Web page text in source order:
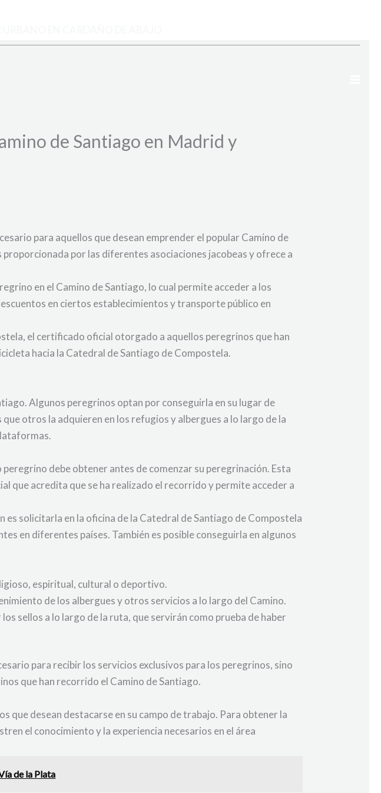
de Santiago en Madrid y
para aquellos que desean emprender el popular Camino de
por las diferentes asociaciones jacobeas y ofrece a
en el Camino de Santiago, lo cual permite acceder a los
en ciertos establecimientos y transporte público en
el certificado oficial otorgado a aquellos peregrinos que han
hacia la Catedral de Santiago de Compostela.
Algunos peregrinos optan por conseguirla en su lugar de
otros la adquieren en los refugios y albergues a lo largo de la
debe obtener antes de comenzar su peregrinación. Esta
que acredita que se ha realizado el recorrido y permite acceder a
es solicitarla en la oficina de la Catedral de Santiago de Compostela
en diferentes países. También es posible conseguirla en algunos
espiritual, cultural o deportivo.
de los albergues y otros servicios a lo largo del Camino.
sellos a lo largo de la ruta, que servirán como prueba de haber
para recibir los servicios exclusivos para los peregrinos, sino
que han recorrido el Camino de Santiago.
que desean destacarse en su campo de trabajo. Para obtener la
el conocimiento y la experiencia necesarios en el área
de la Plata